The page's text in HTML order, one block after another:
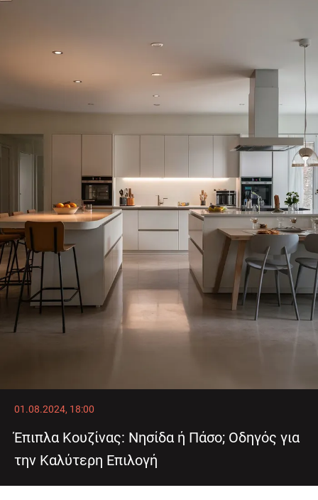
01.08.2024, 18:00
Έπιπλα Κουζίνας: Νησίδα ή Πάσο; Οδηγός για
την Καλύτερη Επιλογή